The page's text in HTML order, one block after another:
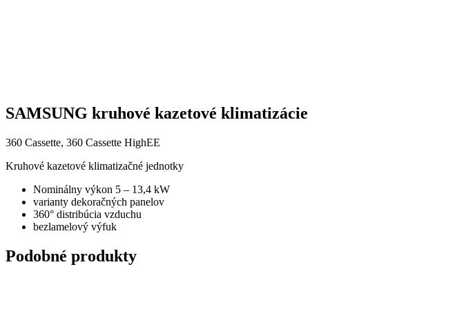
SAMSUNG kruhové kazetové klimatizácie
360 Cassette, 360 Cassette HighEE
Kruhové kazetové klimatizačné jednotky
Nominálny výkon 5 – 13,4 kW
varianty dekoračných panelov
360° distribúcia vzduchu
bezlamelový výfuk
Podobné produkty